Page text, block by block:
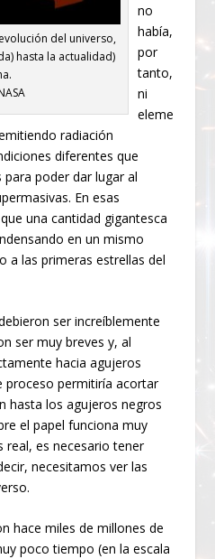
del universo,
hasta la actualidad)
no
había,
por
tanto,
ni
eleme
radiación
diferentes que
poder dar lugar al
En esas
una cantidad gigantesca
en un mismo
a las primeras estrellas del
ser increíblemente
ser muy breves y, al
hacia agujeros
proceso permitiría acortar
hasta los agujeros negros
el papel funciona muy
real, es necesario tener
necesitamos ver las
hace miles de millones de
poco tiempo (en la escala